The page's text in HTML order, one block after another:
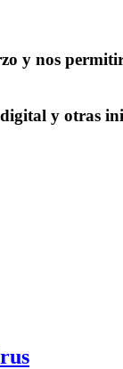
y nos
y otras